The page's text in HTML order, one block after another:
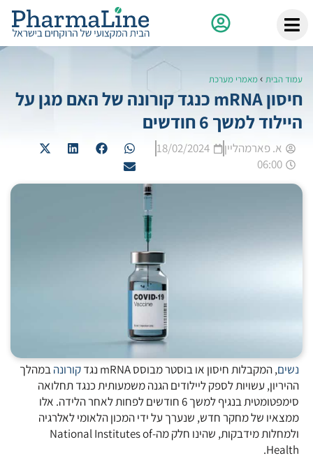
עמוד הבית ›מאמרי מערכת
חיסון mRNA כנגד קורונה של האם מגן על
היילוד למשך 6 חודשים
א. פארמהליין
18/02/2024
06:00
נשים, המקבלות חיסון או בוסטר מבוסס mRNA נגד קורונהבמהלך
ההיריון, עשויות לספק ליילודים הגנה משמעותית כנגד תחלואה
סימפטומטית בנגיף למשך 6 חודשים לפחות לאחר הלידה. אלו
ממצאיו של מחקר חדש, שנערך על ידי המכון הלאומי לאלרגיה
ולמחלות מידבקות, שהינו חלק מה-National Institutes of
Health.